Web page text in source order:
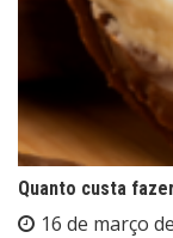
Quanto custa
16 de março